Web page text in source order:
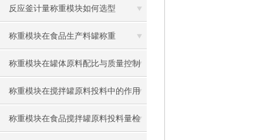
机中的应用
反应釜计量称重模块如何选型
称重模块在食品生产料罐称重
称重模块在罐体原料配比与质量控制
中的应用
称重模块在搅拌罐原料投料中的作用
称重模块在食品搅拌罐原料投料量检